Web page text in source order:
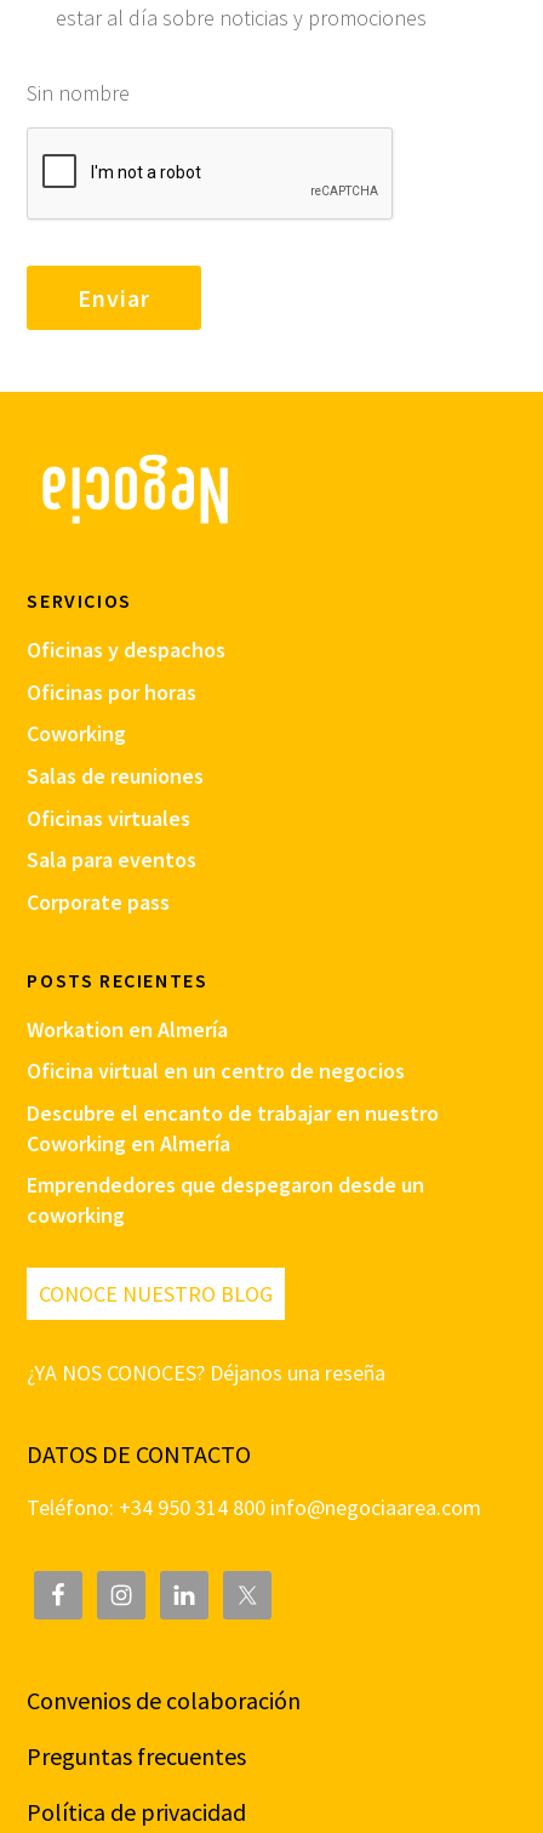
estar al día sobre noticias y promociones
Sin nombre
SERVICIOS
Oficinas y despachos
Oficinas por horas
Coworking
Salas de reuniones
Oficinas virtuales
Sala para eventos
Corporate pass
POSTS RECIENTES
Workation en Almería
Oficina virtual en un centro de negocios
Descubre el encanto de trabajar en nuestro
Coworking en Almería
Emprendedores que despegaron desde un
coworking
CONOCE NUESTRO BLOG
¿YA NOS CONOCES? Déjanos una reseña
DATOS DE CONTACTO
Teléfono: +34 950 314 800 info@negociaarea.com
Convenios de colaboración
Preguntas frecuentes
Política de privacidad